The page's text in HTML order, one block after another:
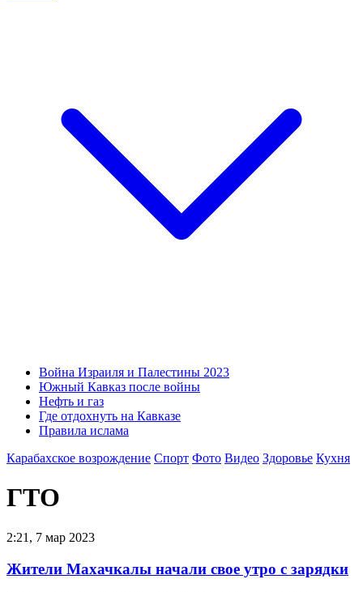
Война Израиля и Палестины 2023
Южный Кавказ после войны
Нефть и газ
Где отдохнуть на Кавказе
Правила ислама
Карабахское возрождение Спорт Фото Видео Здоровье Кухня
ГТО
2:21, 7 мар 2023
Жители Махачкалы начали свое утро с зарядки